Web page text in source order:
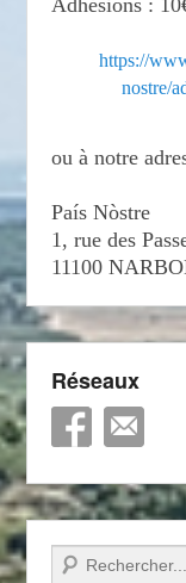
https://
nostre/
ou à notre
País Nòstre
1, rue des
11100
Réseaux
Recherche